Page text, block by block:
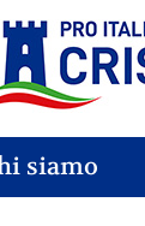
siamo